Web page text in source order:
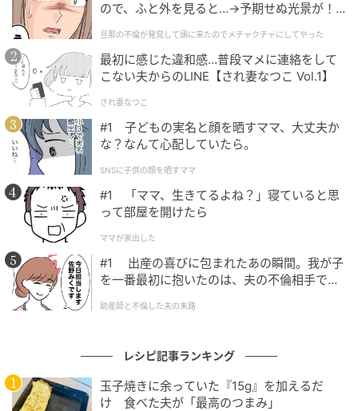
の記事をもっとみる
ので、ふと外を見ると…→予期せぬ光景が！
クチャにしてやった
旦那の不倫が発覚して頭に来たのでメチャクチャにしてやった
最初に感じた違和感…普段マメに連絡をして
こない夫からのLINE【され妻なつこ Vol.1】
され妻なつこ
#1 子どもの実名と顔を晒すママ、大丈夫か
な？なんて心配していたら。
SNSに子供の顔を晒すママ
#1 「ママ、生きてるよね？」寝ていると思
って部屋を開けたら
ママが家出した
#1 出産の喜びに包まれたあの瞬間。我が子
を一番最初に抱いたのは、夫の不倫相手でし
助産師と不倫した夫の末路
レシピ記事ランキング
玉子焼きに余っていた『15g』を加えるだ
け 食べた夫が「最高のつまみ」